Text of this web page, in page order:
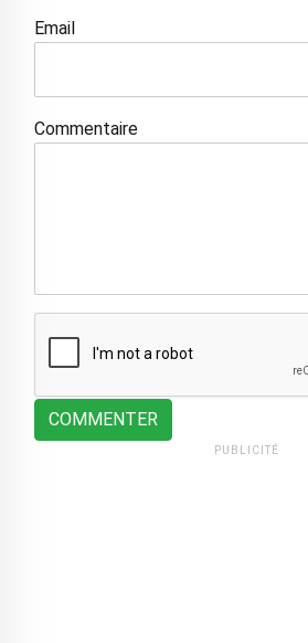
Email
Commentaire
COMMENTER
PUBLICITÉ